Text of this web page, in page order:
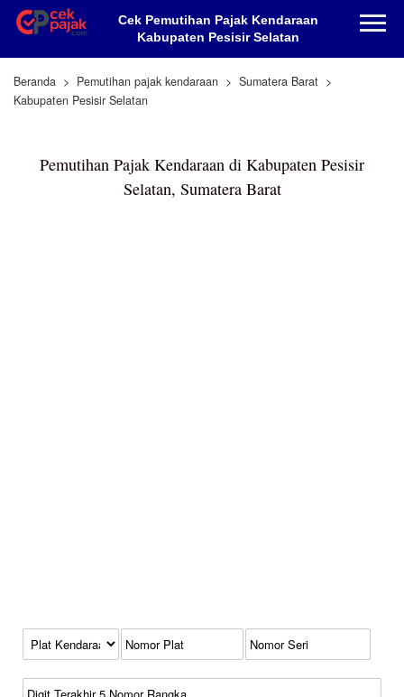
Cek Pemutihan Pajak Kendaraan
Kabupaten Pesisir Selatan
Beranda Pemutihan pajak kendaraan
Sumatera Barat
Kabupaten Pesisir Selatan
Pemutihan Pajak Kendaraan di Kabupaten Pesisir
Selatan, Sumatera Barat
Kode Plat Kendaraan
No Plat
No Seri
No Rangka